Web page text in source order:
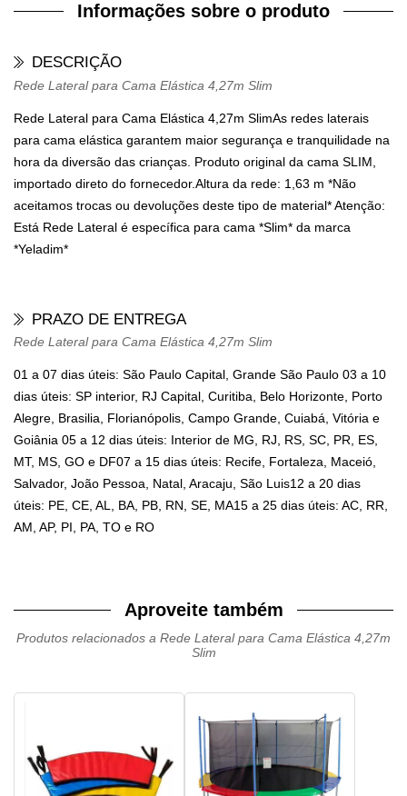
Informações sobre o produto
DESCRIÇÃO
Rede Lateral para Cama Elástica 4,27m Slim
Rede Lateral para Cama Elástica 4,27m SlimAs redes laterais
para cama elástica garantem maior segurança e tranquilidade na
hora da diversão das crianças. Produto original da cama SLIM,
importado direto do fornecedor.Altura da rede: 1,63 m *Não
aceitamos trocas ou devoluções deste tipo de material* Atenção:
Está Rede Lateral é específica para cama *Slim* da marca
*Yeladim*
PRAZO DE ENTREGA
Rede Lateral para Cama Elástica 4,27m Slim
01 a 07 dias úteis: São Paulo Capital, Grande São Paulo 03 a 10
dias úteis: SP interior, RJ Capital, Curitiba, Belo Horizonte, Porto
Alegre, Brasilia, Florianópolis, Campo Grande, Cuiabá, Vitória e
Goiânia 05 a 12 dias úteis: Interior de MG, RJ, RS, SC, PR, ES,
MT, MS, GO e DF07 a 15 dias úteis: Recife, Fortaleza, Maceió,
Salvador, João Pessoa, Natal, Aracaju, São Luis12 a 20 dias
úteis: PE, CE, AL, BA, PB, RN, SE, MA15 a 25 dias úteis: AC, RR,
AM, AP, PI, PA, TO e RO
Aproveite também
Produtos relacionados a Rede Lateral para Cama Elástica 4,27m
Slim